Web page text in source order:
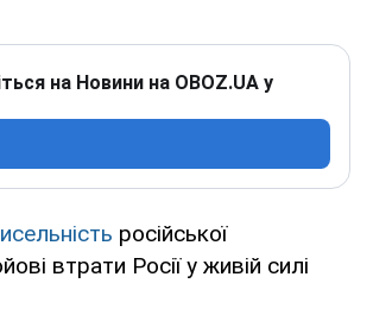
на Новини на OBOZ.UA у
російської
втрати Росії у живій силі